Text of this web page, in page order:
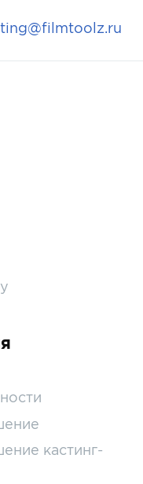
кастинг-